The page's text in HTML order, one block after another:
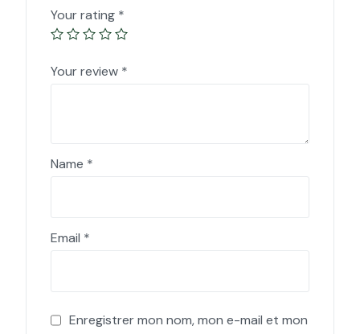
Your rating *
Your review *
Name *
Email *
Enregistrer mon nom, mon e-mail et mon